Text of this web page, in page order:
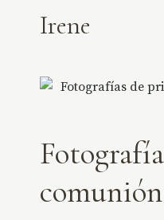
Irene
comunión